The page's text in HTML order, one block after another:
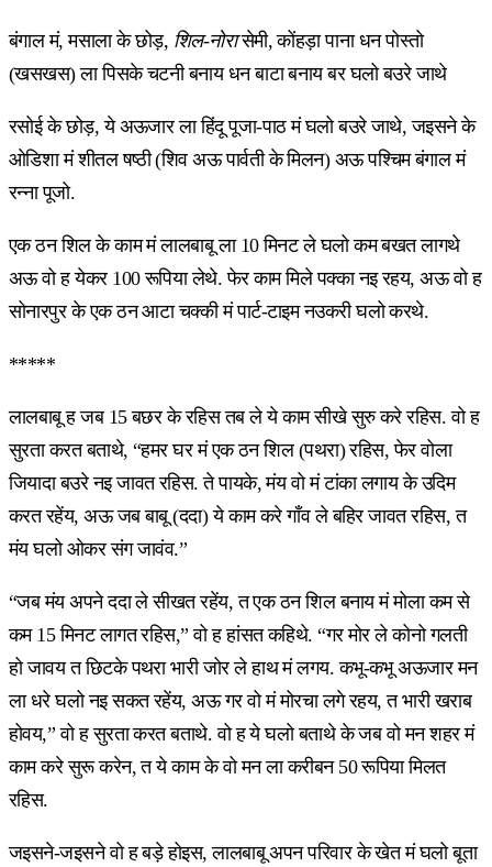
बंगाल मं, मसाला के छोड़, शिल-नोरासेमी, कोंहड़ा पाना धन पोस्तो
(खसखस) ला पिसके चटनी बनाय धन बाटा बनाय बर घलो बउरे जाथे
रसोई के छोड़, ये अऊजार ला हिंदू पूजा-पाठ मं घलो बउरे जाथे, जइसने के
ओडिशा मं शीतल षष्ठी (शिव अऊ पार्वती के मिलन) अऊ पश्चिम बंगाल मं
रन्ना पूजो.
एक ठन शिल के काम मं लालबाबू ला 10 मिनट ले घलो कम बखत लागथे
अऊ वो ह येकर 100 रूपिया लेथे. फेर काम मिले पक्का नइ रहय, अऊ वो ह
सोनारपुर के एक ठन आटा चक्की मं पार्ट-टाइम नउकरी घलो करथे.
*****
लालबाबू ह जब 15 बछर के रहिस तब ले ये काम सीखे सुरु करे रहिस. वो ह
सुरता करत बताथे, “हमर घर मं एक ठन शिल (पथरा) रहिस, फेर वोला
जियादा बउरे नइ जावत रहिस. ते पायके, मंय वो मं टांका लगाय के उदिम
करत रहेंय, अऊ जब बाबू (ददा) ये काम करे गाँव ले बहिर जावत रहिस, त
मंय घलो ओकर संग जावंव.”
“जब मंय अपने ददा ले सीखत रहेंय, त एक ठन शिल बनाय मं मोला कम से
कम 15 मिनट लागत रहिस,” वो ह हांसत कहिथे. “गर मोर ले कोनो गलती
हो जावय त छिटके पथरा भारी जोर ले हाथ मं लगय. कभू-कभू अऊजार मन
ला धरे घलो नइ सकत रहेंय, अऊ गर वो मं मोरचा लगे रहय, त भारी खराब
होवय,” वो ह सुरता करत बताथे. वो ह ये घलो बताथे के जब वो मन शहर मं
काम करे सुरू करेन, त ये काम के वो मन ला करीबन 50 रूपिया मिलत
रहिस.
जइसने-जइसने वो ह बड़े होइस, लालबाबू अपन परिवार के खेत मं घलो बूता